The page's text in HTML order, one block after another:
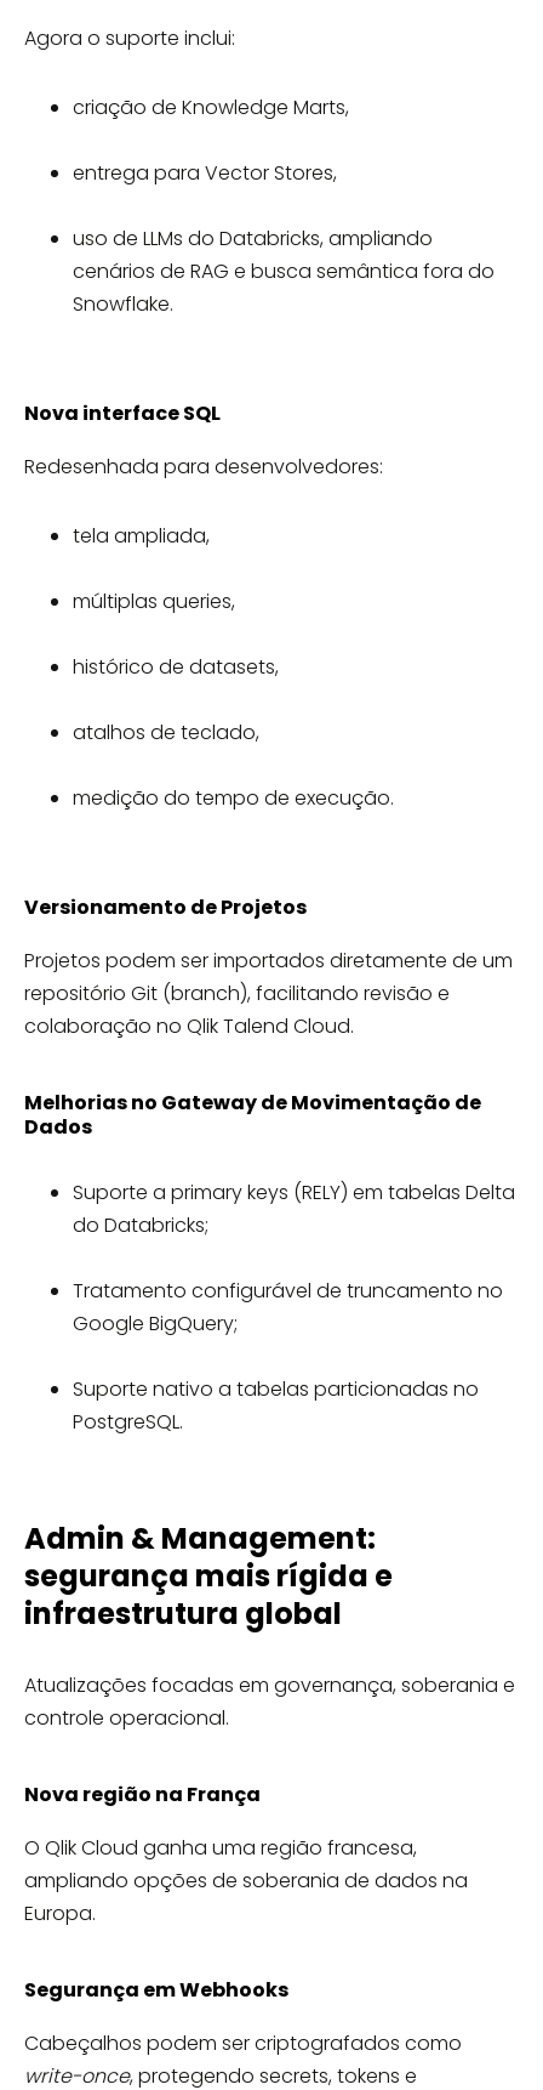
Agora o suporte inclui:
criação de Knowledge Marts,
entrega para Vector Stores,
uso de LLMs do Databricks, ampliando
cenários de RAG e busca semântica fora do
Snowflake.
Nova interface SQL
Redesenhada para desenvolvedores:
tela ampliada,
múltiplas queries,
histórico de datasets,
atalhos de teclado,
medição do tempo de execução.
Versionamento de Projetos
Projetos podem ser importados diretamente de um
repositório Git (branch), facilitando revisão e
colaboração no Qlik Talend Cloud.
Melhorias no Gateway de Movimentação de
Dados
Suporte a primary keys (RELY) em tabelas Delta
do Databricks;
Tratamento configurável de truncamento no
Google BigQuery;
Suporte nativo a tabelas particionadas no
PostgreSQL.
Admin & Management:
segurança mais rígida e
infraestrutura global
Atualizações focadas em governança, soberania e
controle operacional.
Nova região na França
O Qlik Cloud ganha uma região francesa,
ampliando opções de soberania de dados na
Europa.
Segurança em Webhooks
Cabeçalhos podem ser criptografados como
write-once, protegendo secrets, tokens e